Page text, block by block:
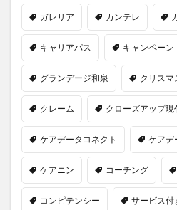
ガレリア カンテレ
キャリアパス キャンペーン
グランデージ和泉 クリスマ
クレーム クローズアップ現
ケアデータコネクト ケアデ
ケアニン コーチング
コンピテンシー サービス付